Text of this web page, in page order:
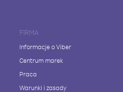
FIRMA
Informacje o Viber
Centrum marek
Praca
Warunki i zasady